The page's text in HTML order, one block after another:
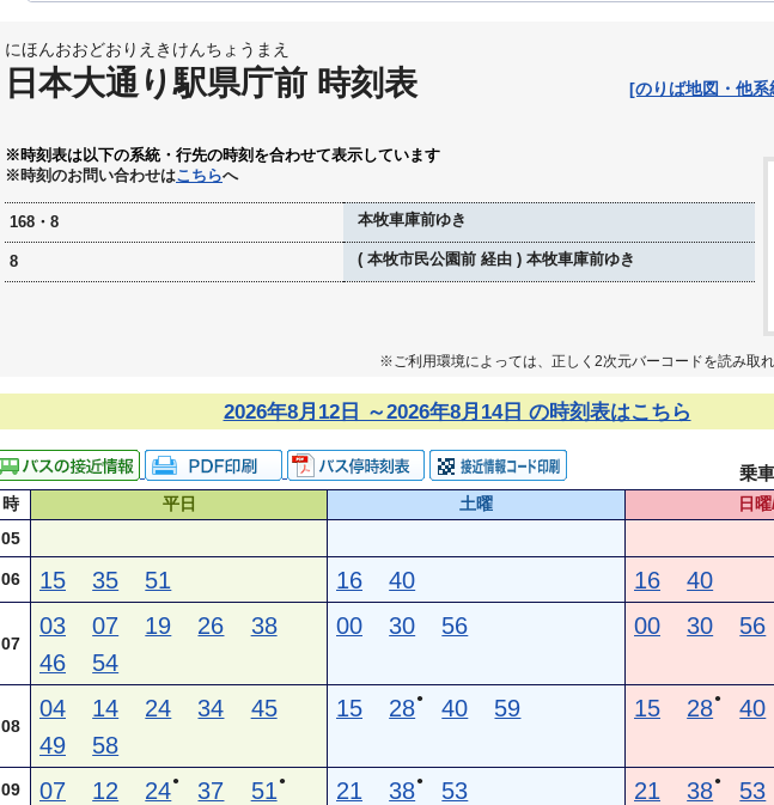
にほんおおどおりえきけんちょうまえ
日本大通り駅県庁前 時刻表 [のりば地図・他
※時刻表は以下の系統・行先の時刻を合わせて表示しています
※時刻のお問い合わせはこちらへ
168・8 本牧車庫前ゆき
8 ( 本牧市民公園前 経由 ) 本牧車庫前ゆき
※ご利用環境によっては、正しく2次元バーコードを読み取れ
2026年8月12日 ～2026年8月14日 の時刻表はこちら
乗
時 平日 土曜
日
05
06 15 35 51 16 40 16 40
07
03 07 19 26
38
46
54
00 30 56 00 30 56
08
04 14 24 34
45
49
58
15 28● 40 59 15 28● 40
09 07 12 24● 37 51 ● 21 38● 53 21 38● 53